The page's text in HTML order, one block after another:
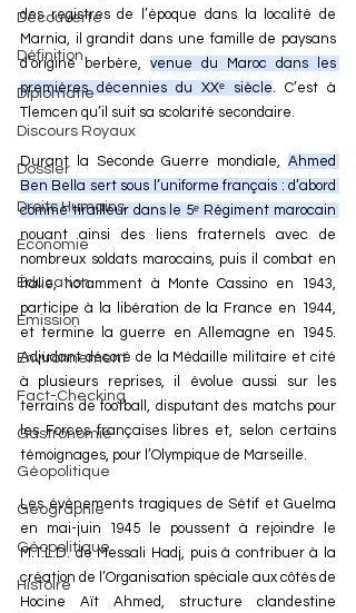
Découverte
Définition
Diplomatie
Discours Royaux
Dossier
Droits Humains
Économie
Éducation
Émission
Environnement
Fact-Checking
Gastronomie
Géopolitique
Géographie
Géopolitique
Histoire
des registres de l’époque dans la localité de
Marnia, il grandit dans une famille de paysans
d’origine berbère, venue du Maroc dans les
premières décennies du XXᵉ siècle. C’est à
Tlemcen qu’il suit sa scolarité secondaire.
Durant la Seconde Guerre mondiale, Ahmed
Ben Bella sert sous l’uniforme français : d’abord
nouant ainsi des liens fraternels avec de
nombreux soldats marocains, puis il combat en
Italie, notamment à Monte Cassino en 1943,
participe à la libération de la France en 1944,
et termine la guerre en Allemagne en 1945.
Adjudant décoré de la Médaille militaire et cité
à plusieurs reprises, il évolue aussi sur les
terrains de football, disputant des matchs pour
les Forces françaises libres et, selon certains
témoignages, pour l’Olympique de Marseille.
Les événements tragiques de Sétif et Guelma
en mai-juin 1945 le poussent à rejoindre le
M.T.L.D. de Messali Hadj, puis à contribuer à la
création de l’Organisation spéciale aux côtés de
Hocine Aït Ahmed, structure clandestine